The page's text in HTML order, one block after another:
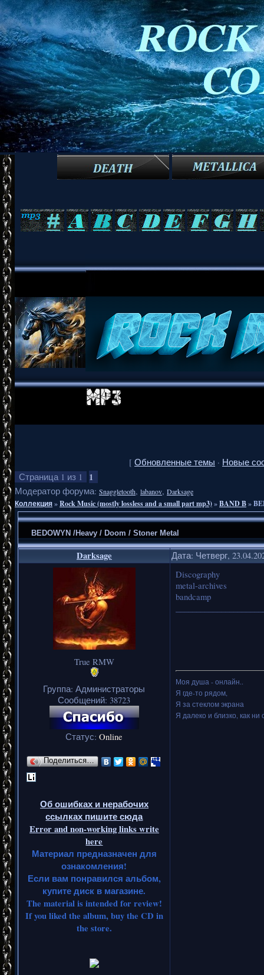
[ Обновленные темы · Новые
Страница 1 из 1 1
Модератор форума: Snaggletooth, labanov, Darksage
Коллекция»Rock Music (mostly lossless and a small part mp3)»BAND B»
BEDOWYN /Heavy / Doom / Stoner Metal
Darksage Дата: Четверг,
True RMW
Группа: Администраторы
Сообщений: 38723
Статус:Online
Поделиться…
Об ошибках и нерабочих
ссылках пишите сюда
Error and non-working links write
here
Материал предназначен для
ознакомления!
Если вам понравился альбом,
купите диск в магазине.
The material is intended for review!
If you liked the album, buy the CD in
the store.
Discography
metal-archives
bandcamp
Моя душа - онлайн..
Я где-то рядом,
Я за стеклом экрана
Я далеко и близко, как ни